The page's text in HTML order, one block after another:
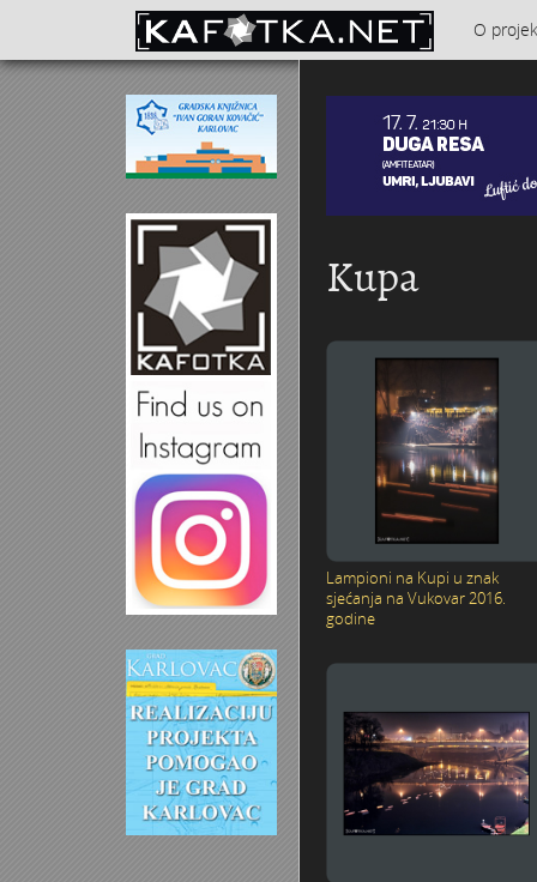
Skoči na glavni sadržaj
O
Kupa
Lampioni na Kupi u znak
sjećanja na Vukovar 2016.
godine